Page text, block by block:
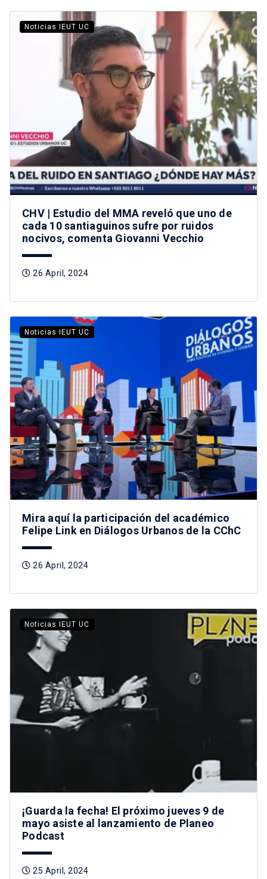
Noticias IEUT UC
CHV | Estudio del MMA reveló que uno de
cada 10 santiaguinos sufre por ruidos
nocivos, comenta Giovanni Vecchio
26 April, 2024
Noticias IEUT UC
Mira aquí la participación del académico
Felipe Link en Diálogos Urbanos de la CChC
26 April, 2024
Noticias IEUT UC
¡Guarda la fecha! El próximo jueves 9 de
mayo asiste al lanzamiento de Planeo
Podcast
25 April, 2024